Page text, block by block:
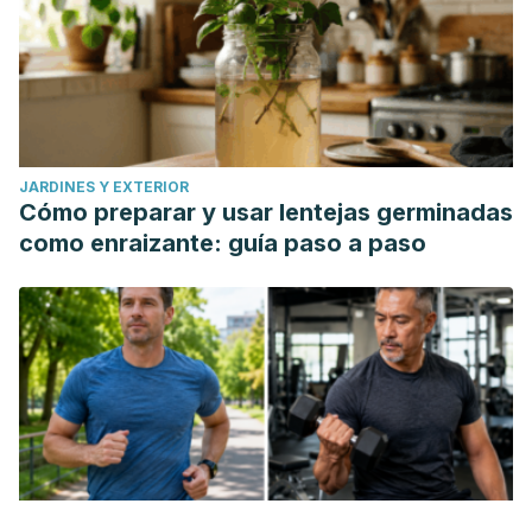
JARDINES Y EXTERIOR
Cómo preparar y usar lentejas germinadas
como enraizante: guía paso a paso